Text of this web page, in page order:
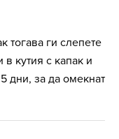
тогава ги слепете
кутия с капак и
дни, за да омекнат